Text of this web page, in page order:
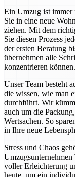
Ein Umzug ist immer
Sie in eine neue
ziehen. Mit dem
Sie diesen Prozess
der ersten Beratung
übernehmen alle
konzentrieren können.
Unser Team besteht
die wissen, wie man
durchführt. Wir
auch um die
Wertsachen. So
in Ihre neue
Stress und Chaos
voller Erleichterung